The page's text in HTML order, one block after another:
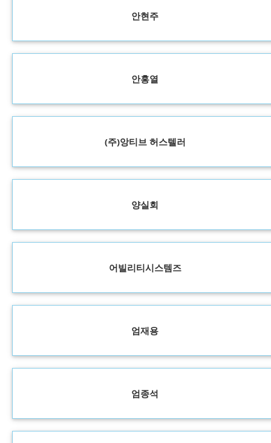
안현주
안홍열
(주)앙티브 허스텔러
양실회
어빌리티시스템즈
엄재용
엄종석